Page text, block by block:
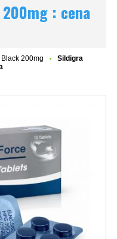
: cena
200mg
Sildigra